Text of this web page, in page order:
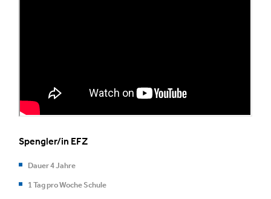
Spengler/in EFZ
Dauer 4 Jahre
1 Tag pro Woche Schule